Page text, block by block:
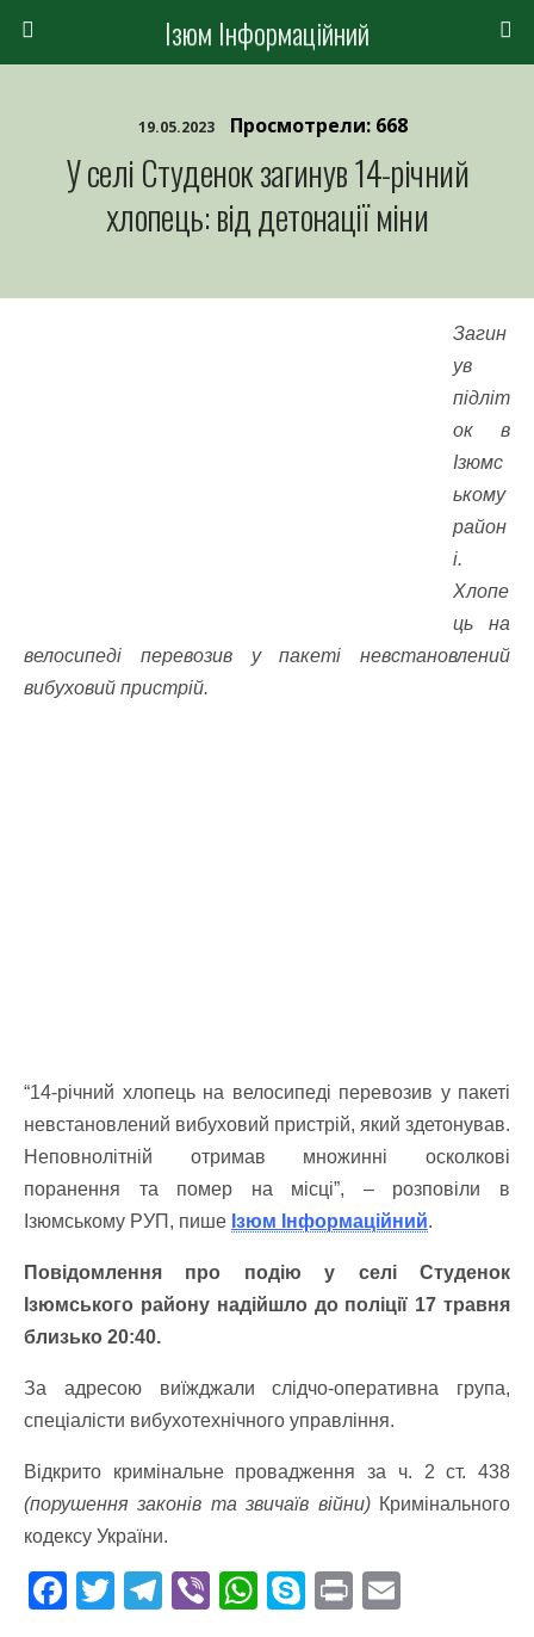
Ізюм Інформаційний
19.05.2023 Просмотрели: 668
У селі Студенок загинув 14-річний
хлопець: від детонації міни
Загин
ув
підліт
ок в
Ізюмс
ькому
район
і.
Хлопе
ць на
велосипеді перевозив у пакеті невстановлений
вибуховий пристрій.
“14-річний хлопець на велосипеді перевозив у пакеті
невстановлений вибуховий пристрій, який здетонував.
Неповнолітній отримав множинні осколкові
поранення та помер на місці”, – розповіли в
Ізюмському РУП, пише Ізюм Інформаційний.
Повідомлення про подію у селі Студенок
Ізюмського району надійшло до поліції 17 травня
близько 20:40.
За адресою виїжджали слідчо-оперативна група,
спеціалісти вибухотехнічного управління.
Відкрито кримінальне провадження за ч. 2 ст. 438
(порушення законів та звичаїв війни)Кримінального
кодексу України.
F T T Vi W S Pr